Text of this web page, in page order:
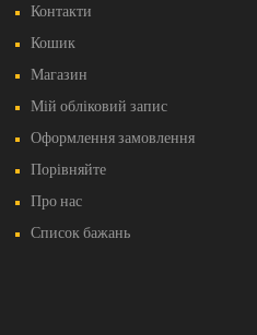
Контакти
Кошик
Магазин
Мій обліковий запис
Оформлення замовлення
Порівняйте
Про нас
Список бажань